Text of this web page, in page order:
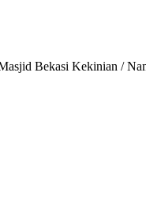
Bekasi Kekinian /